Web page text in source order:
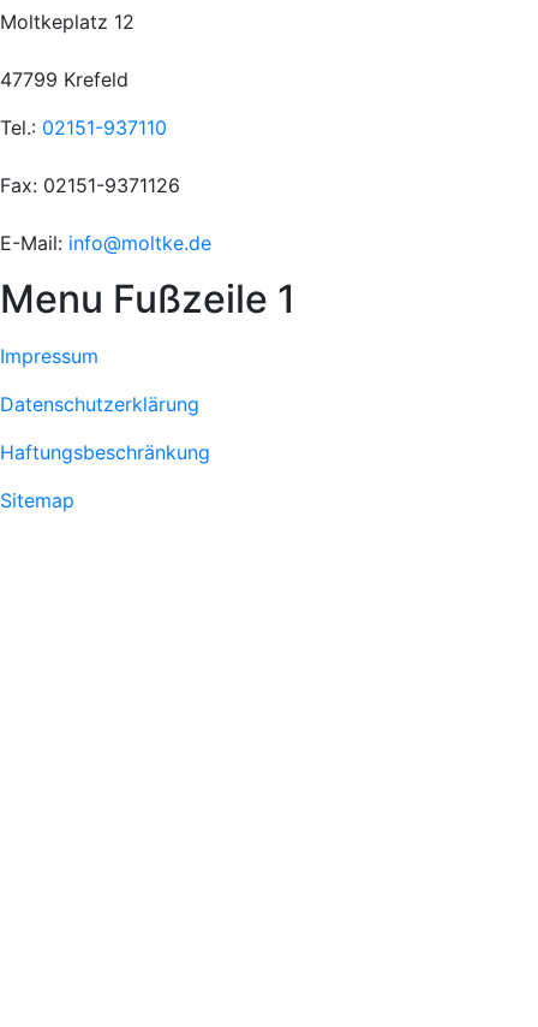
Moltkeplatz 12
47799 Krefeld
Tel.: 02151-937110
Fax: 02151-9371126
E-Mail: info@moltke.de
Menu Fußzeile 1
Impressum
Datenschutzerklärung
Haftungsbeschränkung
Sitemap